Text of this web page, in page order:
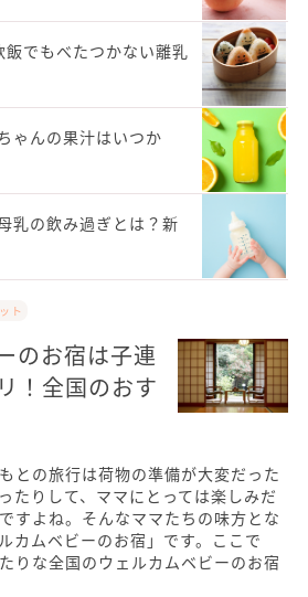
飯でもべたつかない離乳
ゃんの果汁はいつか
乳の飲み過ぎとは？新
ト
のお宿は子連
！全国のおす
との旅行は荷物の準備が大変だった
たりして、ママにとっては楽しみだ
すよね。そんなママたちの味方とな
カムベビーのお宿」です。ここで
りな全国のウェルカムベビーのお宿